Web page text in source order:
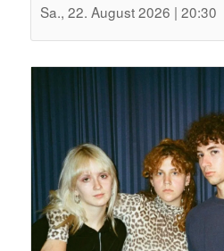
Sa., 22. August 2026 | 20:30